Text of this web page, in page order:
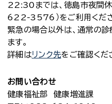
22:30までは、徳島市夜間
622-3576）をご利用くださ
緊急の場合以外は、通常の
ます。
詳細はリンク先をご確認くだ
お問い合わせ
健康福祉部 健康増進課